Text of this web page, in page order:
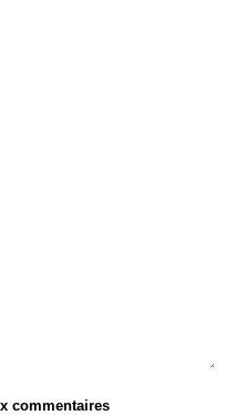
commentaires